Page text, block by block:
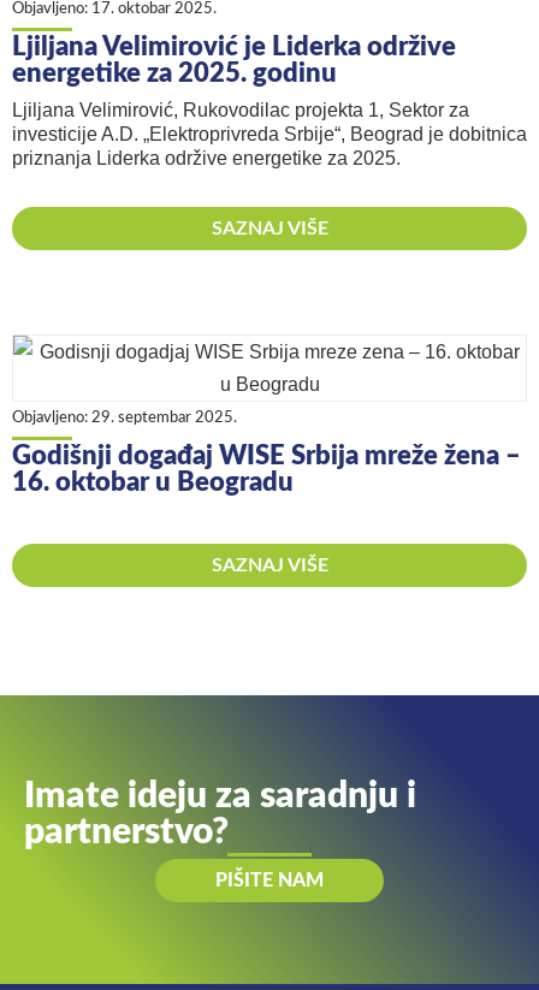
Objavljeno: 17. oktobar 2025.
Ljiljana Velimirović je Liderka održive
energetike za 2025. godinu
Ljiljana Velimirović, Rukovodilac projekta 1, Sektor za
investicije A.D. „Elektroprivreda Srbije“, Beograd je dobitnica
priznanja Liderka održive energetike za 2025.
SAZNAJ VIŠE
Objavljeno: 29. septembar 2025.
Godišnji događaj WISE Srbija mreže žena –
16. oktobar u Beogradu
SAZNAJ VIŠE
Imate ideju za saradnju i
partnerstvo?
PIŠITE NAM